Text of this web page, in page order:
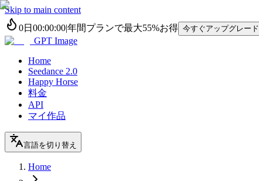
Skip to main content
0日 00:00:00|年間プランで最大55%お得 今すぐアップグレード
GPT Image
Home
Seedance 2.0
Happy Horse
料金
API
マイ作品
言語を切り替え
Home